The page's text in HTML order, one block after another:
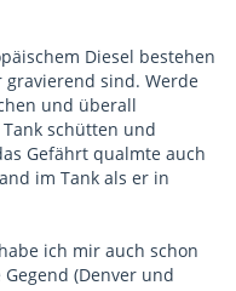
Diesel bestehen
sind. Werde
und überall
schütten und
Gefährt qualmte auch
im Tank als er in
ich mir auch schon
(Denver und